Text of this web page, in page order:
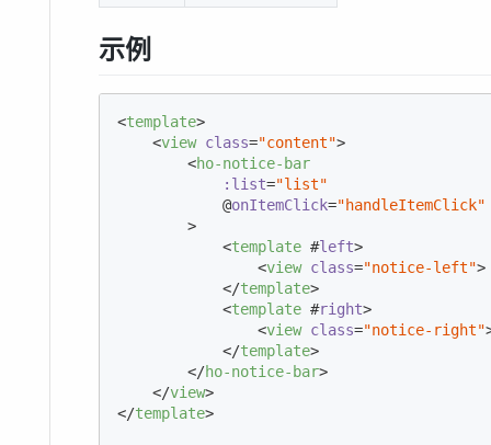
示例
<template>
<view class="content">
<ho-notice-bar
:list="list"
            @
onItemClick="handleItemClick"
        >
<template #left>
<view class="notice-left">
</template>
<template #right>
<view class="notice-right"
</template>
</ho-notice-bar>
</view>
</template>